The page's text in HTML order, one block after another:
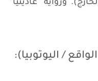
ورواية "غادينيا"